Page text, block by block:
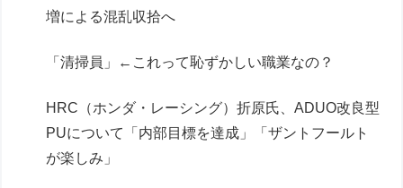
増による混乱収拾へ
「清掃員」←これって恥ずかしい職業なの？
HRC（ホンダ・レーシング）折原氏、ADUO改良型
PUについて「内部目標を達成」「ザントフールト
が楽しみ」